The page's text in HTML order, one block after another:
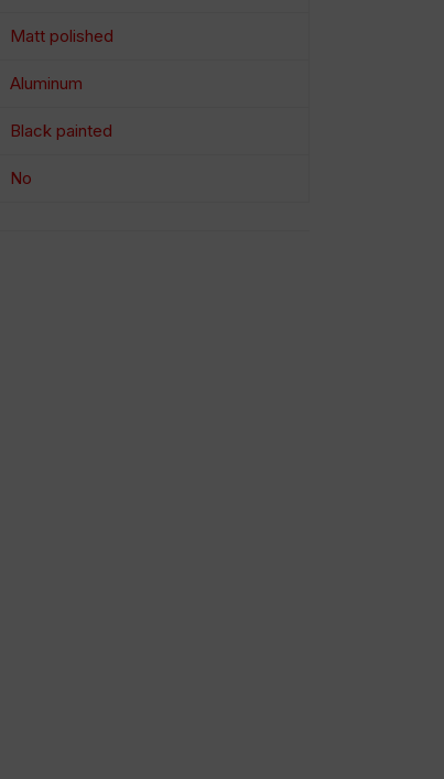
Matt polished
Aluminum
Black painted
No